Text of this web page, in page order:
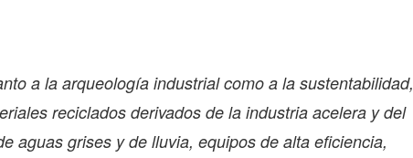
a la arqueología industrial como a la sustentabilidad,
reciclados derivados de la industria acelera y del
aguas grises y de lluvia, equipos de alta eficiencia,